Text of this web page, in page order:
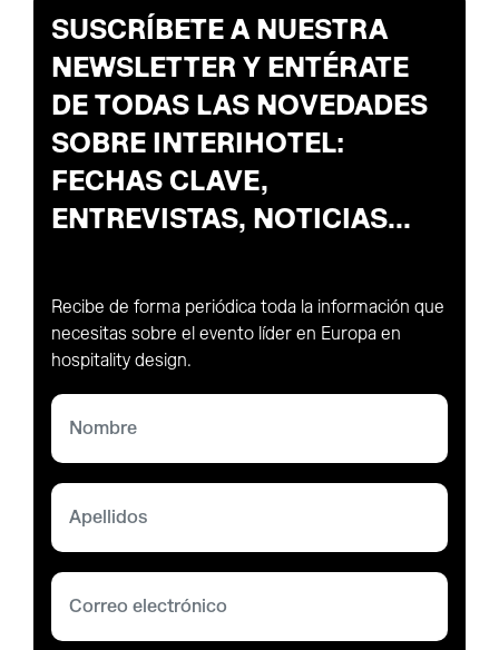
SUSCRÍBETE A NUESTRA
NEWSLETTER Y ENTÉRATE
DE TODAS LAS NOVEDADES
SOBRE INTERIHOTEL:
FECHAS CLAVE,
ENTREVISTAS, NOTICIAS...
Recibe de forma periódica toda la información que
necesitas sobre el evento líder en Europa en
hospitality design.